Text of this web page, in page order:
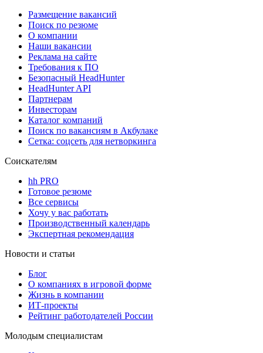
Размещение вакансий
Поиск по резюме
О компании
Наши вакансии
Реклама на сайте
Требования к ПО
Безопасный HeadHunter
HeadHunter API
Партнерам
Инвесторам
Каталог компаний
Поиск по вакансиям в Акбулаке
Сетка: соцсеть для нетворкинга
Соискателям
hh PRO
Готовое резюме
Все сервисы
Хочу у вас работать
Производственный календарь
Экспертная рекомендация
Новости и статьи
Блог
О компаниях в игровой форме
Жизнь в компании
ИТ-проекты
Рейтинг работодателей России
Молодым специалистам